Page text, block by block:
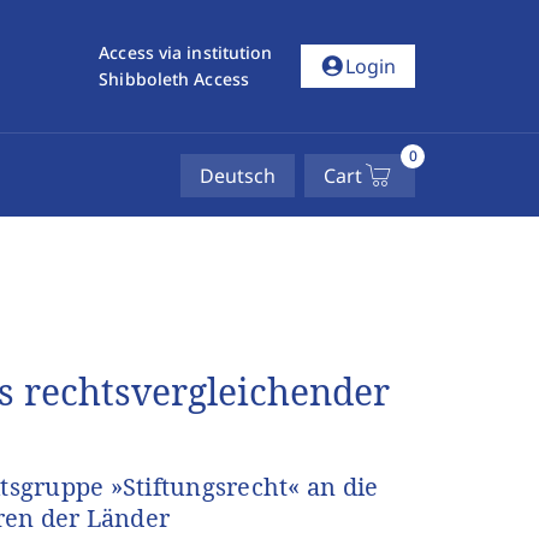
Access via institution
Shibboleth Access
account_circleLogin
Deutsch Cart
0
rechtsvergleichender
»Stiftungsrecht« an die
der Länder